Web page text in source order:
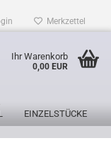
Merkzettel
Ihr Warenkorb
0,00 EUR
EINZELSTÜCKE